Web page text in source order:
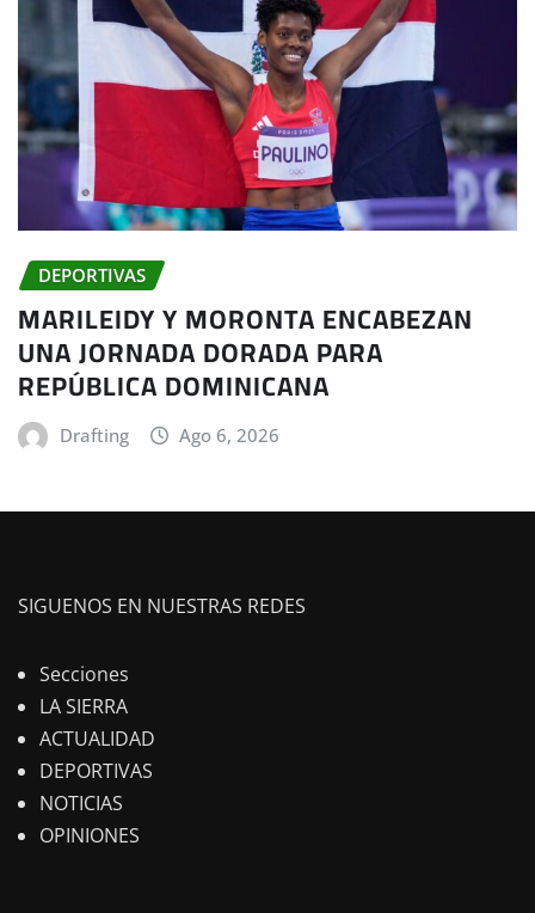
DEPORTIVAS
MARILEIDY Y MORONTA ENCABEZAN
UNA JORNADA DORADA PARA
REPÚBLICA DOMINICANA
Drafting Ago 6, 2026
SIGUENOS EN NUESTRAS REDES
Secciones
LA SIERRA
ACTUALIDAD
DEPORTIVAS
NOTICIAS
OPINIONES